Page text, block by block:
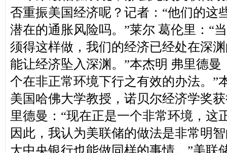
否重振美国经济呢？ 记者：“他们的这
潜在的通胀风险吗。”莱尔 葛伦里：“
须得这样做，我们的经济已经处在深
能让经济坠入深渊。”本杰明 弗里德曼
个在非正常环境下行之有效的办法。”
美国哈佛大学教授，诺贝尔经济学奖
里德曼 ：“现在正是一个非常环境，这
因此，我认为美联储的做法是非常明
大中央银行也能做同样的事情。”美联